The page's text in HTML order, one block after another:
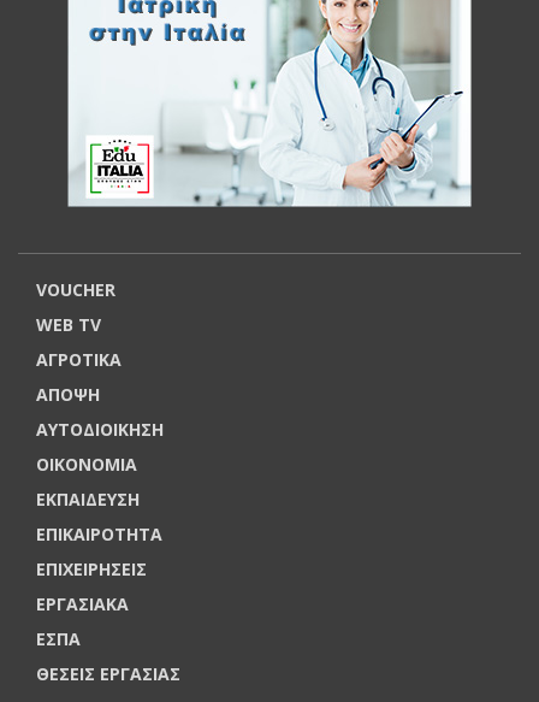
VOUCHER
WEB TV
ΑΓΡΟΤΙΚΑ
ΑΠΟΨΗ
ΑΥΤΟΔΙΟΙΚΗΣΗ
ΟΙΚΟΝΟΜΙΑ
ΕΚΠΑΙΔΕΥΣΗ
ΕΠΙΚΑΙΡΟΤΗΤΑ
ΕΠΙΧΕΙΡΗΣΕΙΣ
ΕΡΓΑΣΙΑΚΑ
ΕΣΠΑ
ΘΕΣΕΙΣ ΕΡΓΑΣΙΑΣ